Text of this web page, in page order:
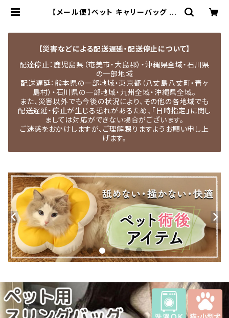
【メール便】ペット キャリーバッグ ス
ウェア
【災害などによる配送遅延・配送停止について】
配達停止：鹿児島県（奄美市・大島郡）・沖縄県全域・石川県
の一部地域
配送遅延：熊本県の一部地域・東京都（八丈島八丈町・青ヶ
島村）・石川県の一部地域・九州全域・沖縄県全域。
また、災害以外でも今後の状況により、その他の各地域でも
配送遅延・停止が生じる恐れがあるため、「日時指定」に関し
ましては対応ができない場合がございます。
ご迷惑をおかけしますが、ご理解賜りますようお願い申し上
げます。